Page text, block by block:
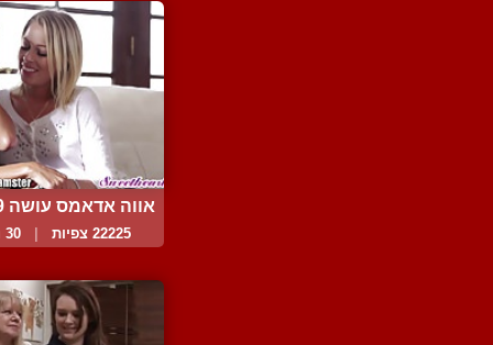
אווה אדאמס עושה 69 עם בי...
22225 צפיות 30 המלצות